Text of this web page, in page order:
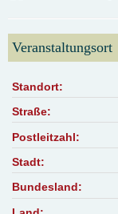
Veranstaltungsort
Standort:
Straße:
Postleitzahl:
Stadt:
Bundesland: